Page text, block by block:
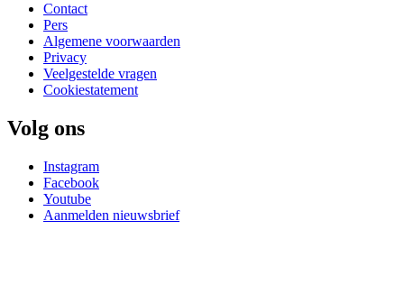
Contact
Pers
Algemene voorwaarden
Privacy
Veelgestelde vragen
Cookiestatement
Volg ons
Instagram
Facebook
Youtube
Aanmelden nieuwsbrief